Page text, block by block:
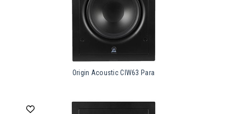
Origin Acoustic CIW63 Para